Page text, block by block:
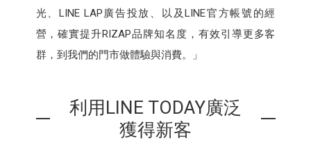
光、LINE LAP廣告投放、以及LINE官方帳號的經
營，確實提升RIZAP品牌知名度，有效引導更多客
群，到我們的門市做體驗與消費。」
利用LINE TODAY廣泛
獲得新客